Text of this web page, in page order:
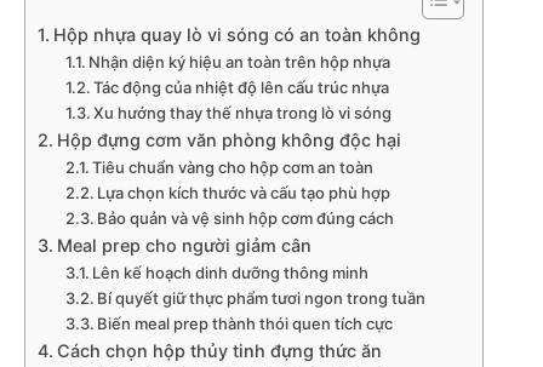
Hộp nhựa quay lò vi sóng có an toàn không
Nhận diện ký hiệu an toàn trên hộp nhựa
Tác động của nhiệt độ lên cấu trúc nhựa
Xu hướng thay thế nhựa trong lò vi sóng
Hộp đựng cơm văn phòng không độc hại
Tiêu chuẩn vàng cho hộp cơm an toàn
Lựa chọn kích thước và cấu tạo phù hợp
Bảo quản và vệ sinh hộp cơm đúng cách
Meal prep cho người giảm cân
Lên kế hoạch dinh dưỡng thông minh
Bí quyết giữ thực phẩm tươi ngon trong tuần
Biến meal prep thành thói quen tích cực
Cách chọn hộp thủy tinh đựng thức ăn